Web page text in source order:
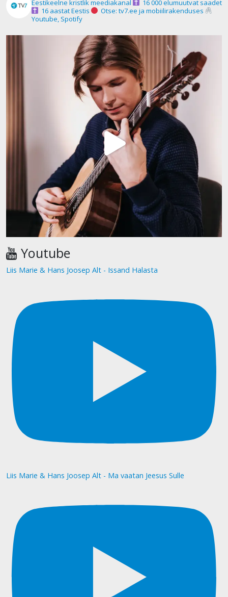
Eestikeelne kristlik meediakanal
16 000 elumuutvat saadet
16 aastat Eestis
Otse: tv7.ee ja mobiilirakenduses
Youtube, Spotify
Youtube
Liis Marie & Hans Joosep Alt - Issand Halasta
Liis Marie & Hans Joosep Alt - Ma vaatan Jeesus Sulle